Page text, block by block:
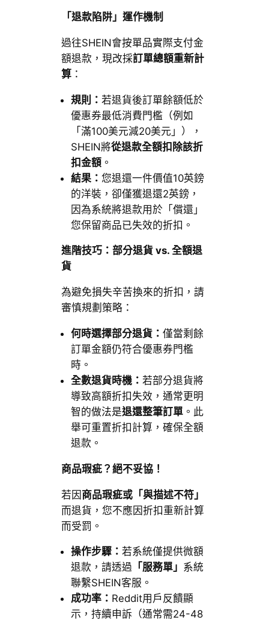
「退款陷阱」運作機制
過往SHEIN會按單品實際支付金
額退款，現改採訂單總額重新計
算：
規則： 若退貨後訂單餘額低於
優惠券最低消費門檻（例如
「滿100美元減20美元」），
SHEIN將從退款全額扣除該折
扣金額。
結果： 您退還一件價值10英鎊
的洋裝，卻僅獲退還2英鎊，
因為系統將退款用於「償還」
您保留商品已失效的折扣。
進階技巧：部分退貨 vs. 全額退
貨
為避免損失辛苦換來的折扣，請
審慎規劃策略：
何時選擇部分退貨： 僅當剩餘
訂單金額仍符合優惠券門檻
時。
全數退貨時機： 若部分退貨將
導致高額折扣失效，通常更明
智的做法是退還整筆訂單。此
舉可重置折扣計算，確保全額
退款。
商品瑕疵？絕不妥協！
若因商品瑕疵或「與描述不符」
而退貨，您不應因折扣重新計算
而受罰。
操作步驟： 若系統僅提供微額
退款，請透過 「服務單」 系統
聯繫SHEIN客服。
成功率： Reddit用戶反饋顯
示，持續申訴（通常需24-48